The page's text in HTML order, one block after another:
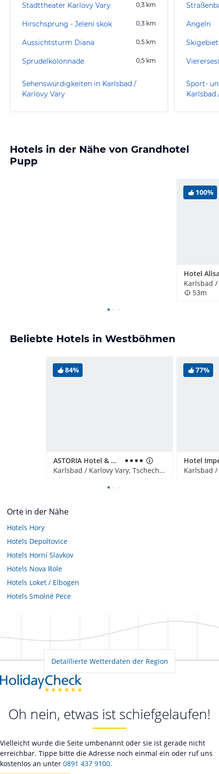
Stadttheater Karlovy Vary 0,3 km
Hirschsprung - Jelení skok 0,3 km
Aussichtsturm Diana 0,5 km
Sprudelkolonnade 0,5 km
Sehenswürdigkeiten in Karlsbad /
Karlovy Vary
Angeln
Sport-
Karlsbad
Hotels in der Nähe von Grandhotel
Pupp
100%
Hotel
53m
Beliebte Hotels in Westböhmen
84%
ASTORIA Hotel & Medical Spa, Karlovy Vary
Karlsbad / Karlovy Vary, Tschechien
77%
Hotel
Orte in der Nähe
Hotels Hory
Hotels Depoltovice
Hotels Horní Slavkov
Hotels Nova Role
Hotels Loket / Elbogen
Hotels Smolné Pece
Detaillierte Wetterdaten der Region
Oh nein, etwas ist schiefgelaufen!
Vielleicht wurde die Seite umbenannt oder sie ist gerade nicht
erreichbar. Tippe bitte die Adresse noch einmal ein oder ruf uns
kostenlos an unter 0891 437 9100.